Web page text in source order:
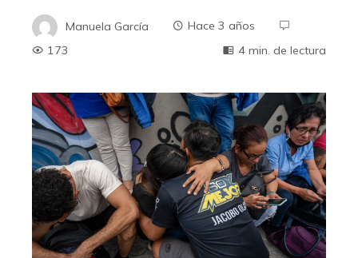
Manuela García
Hace 3 años
173
4 min. de lectura